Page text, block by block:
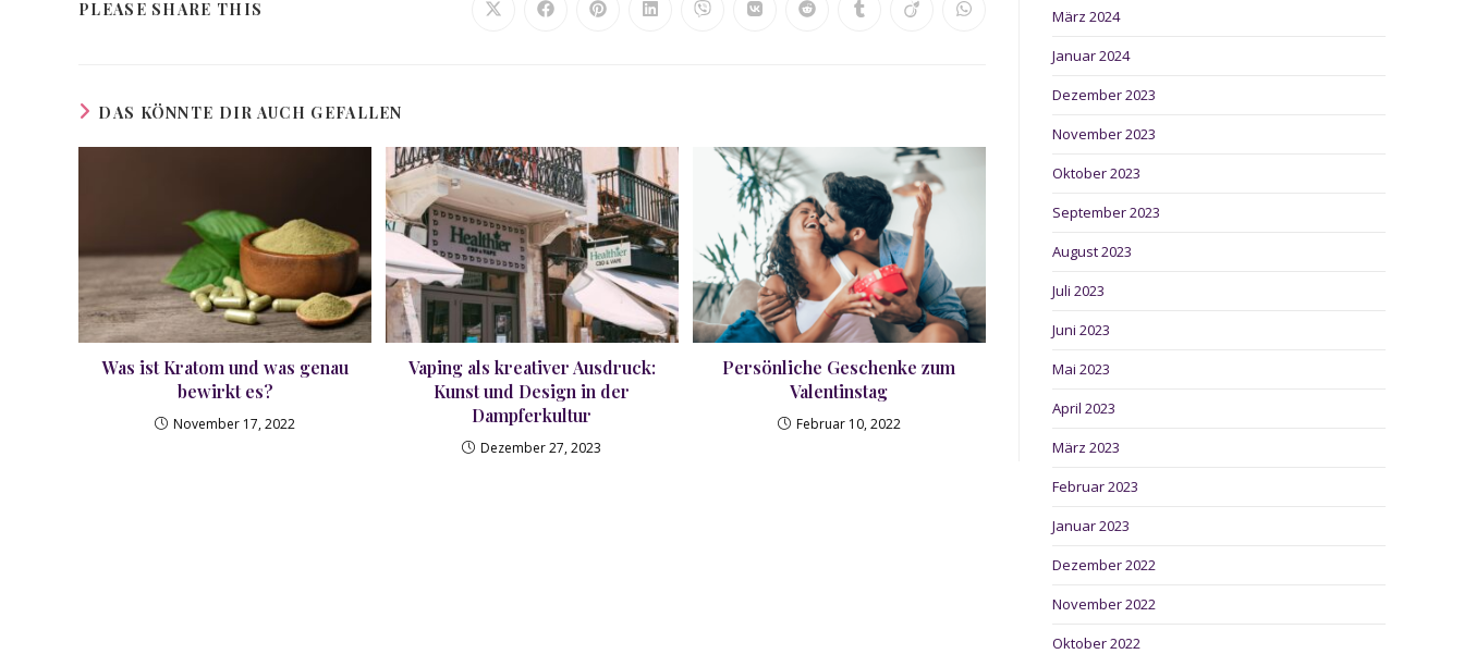
PLEASE SHARE THIS Öffnet Öffnet Öffnet Öffnet Öffnet Öffnet Öffnet Öffnet Öffnet Öffnet
DAS KÖNNTE DIR AUCH GEFALLEN
Was ist Kratom und was genau
bewirkt es?
November 17, 2022
Vaping als kreativer Ausdruck:
Kunst und Design in der
Dampferkultur
Dezember 27, 2023
Persönliche Geschenke zum
Valentinstag
Februar 10, 2022
März 2024
Januar 2024
Dezember 2023
November 2023
Oktober 2023
September 2023
August 2023
Juli 2023
Juni 2023
Mai 2023
April 2023
März 2023
Februar 2023
Januar 2023
Dezember 2022
November 2022
Oktober 2022